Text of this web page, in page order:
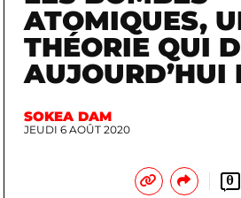
ATOMIQUES,
THÉORIE QUI
AUJOURD’HUI
SOKEA DAM
JEUDI 6 AOÛT 2020
0